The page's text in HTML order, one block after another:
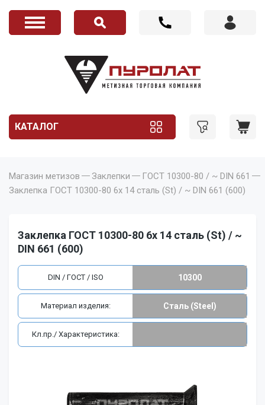
КАТАЛОГ
Магазин метизов Заклепки
ГОСТ 10300-80 / ~ DIN 661
Заклепка ГОСТ 10300-80 6x 14 сталь (St) / ~ DIN 661 (600)
Заклепка ГОСТ 10300-80 6x 14 сталь (St) / ~
DIN 661 (600)
DIN / ГОСТ / ISO 10300
Материал изделия: Сталь (Steel)
Кл.пр./ Характеристика: